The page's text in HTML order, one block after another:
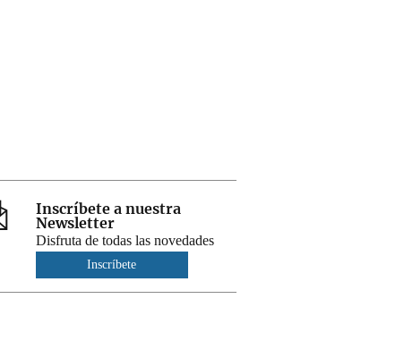
Inscríbete a nuestra
Newsletter
Disfruta de todas las novedades
Inscríbete